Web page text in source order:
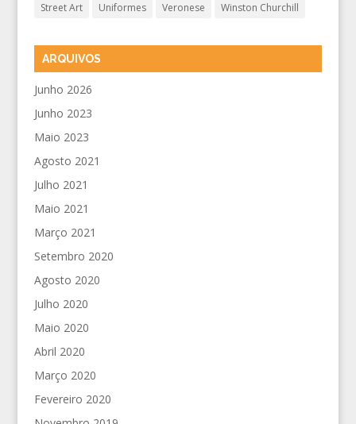
Street Art
Uniformes Veronese Winston Churchill
ARQUIVOS
Junho 2026
Junho 2023
Maio 2023
Agosto 2021
Julho 2021
Maio 2021
Março 2021
Setembro 2020
Agosto 2020
Julho 2020
Maio 2020
Abril 2020
Março 2020
Fevereiro 2020